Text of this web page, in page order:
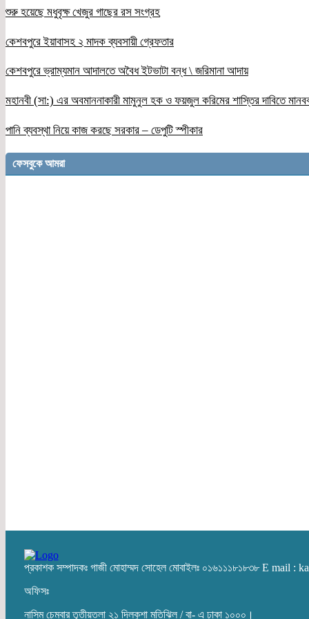
শুরু হয়েছে মধুবৃক্ষ খেজুর গাছের রস সংগ্রহ
কেশবপুরে ইয়াবাসহ ২ মাদক ব্যবসায়ী গ্রেফতার
কেশবপুরে ভ্রাম্যমান আদালতে অবৈধ ইটভাটা বন্ধ \ জরিমানা আদায়
মহানবী (সা:) এর অবমাননাকারী মামুনুল হক ও ফয়জুল করিমের শাস্তির দাবিতে
পানি ব্যবস্থা নিয়ে কাজ করছে সরকার – ডেপুটি স্পীকার
ফেসবুকে আমরা
প্রকাশক সম্পাদকঃ গাজী মোহাম্মদ সোহেল মোবাইলঃ ০১৬১১১৮১৮৩৮ E mail
অফিসঃ
নাসিম চেম্বার তৃতীয়তলা ২১ দিলকুশা মতিঝিল / বা- এ ঢাকা ১০০০।